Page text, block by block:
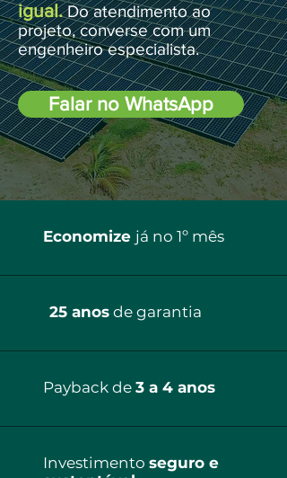
igual.Do atendimento ao
projeto, converse com um
engenheiro especialista.
Falar no WhatsApp
Economize já no 1º mês
25 anos de garantia
Payback de 3 a 4 anos
Investimento seguro e